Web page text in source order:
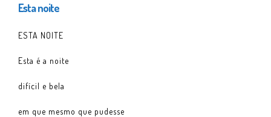
Esta noite
ESTA NOITE
Esta é a noite
difícil e bela
em que mesmo que pudesse